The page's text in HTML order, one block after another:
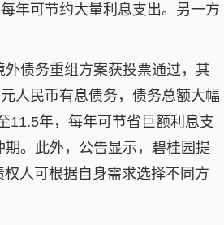
年可节约大量利息支出。另一方
债务重组方案获投票通过，其
人民币有息债务，债务总额大幅
11.5年，每年可节省巨额利息支
。此外，公告显示，碧桂园提
人可根据自身需求选择不同方